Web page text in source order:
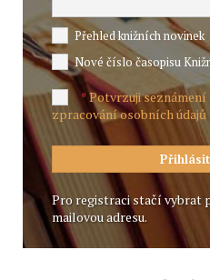
Přehled knižních novinek
Nové číslo časopisu
*Potvrzuji seznámení
zpracování osobních údajů
Pro registraci stačí vybrat
mailovou adresu.